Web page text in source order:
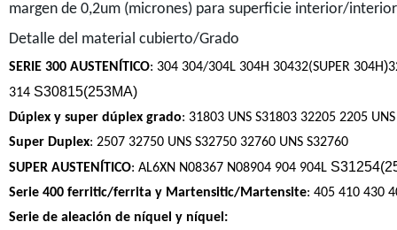
margen de 0,2um (micrones) para superficie interior/interior
Detalle del material cubierto/Grado
SERIE 300 AUSTENÍTICO: 304 304/304L 304H 30432(SUPER 304H)
314S30815(253MA)
Dúplex ysuper dúplex grado: 31803 UNS S31803 32205 2205
Super Duplex: 2507 32750 UNS S32750 32760 UNS S32760
SUPER AUSTENÍTICO: AL6XN N08367 N08904 904 904L
Serie 400 ferritic/ferrita y Martensitic/Martensite: 405 410 430
Serie de aleación de níquel y níquel: